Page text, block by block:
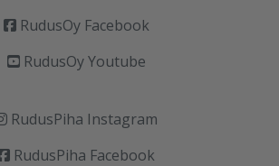
RudusOy Facebook
RudusOy Youtube
RudusPiha Instagram
RudusPiha Facebook